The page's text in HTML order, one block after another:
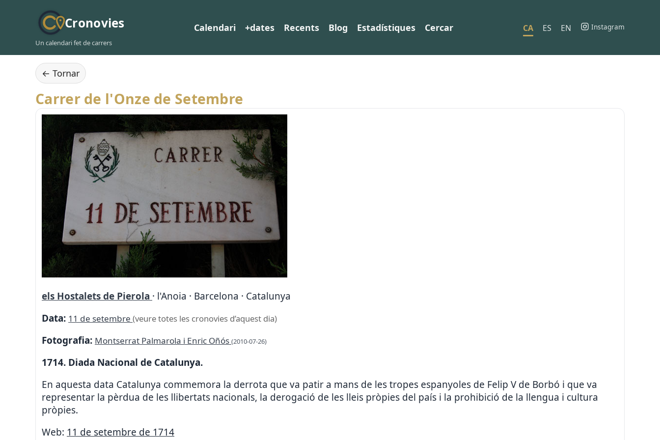
Cronovies
Un calendari fet de carrers
Calendari +dates Recents Blog Estadístiques Cercar CA ES EN Instagram
← Tornar
Carrer de l'Onze de Setembre
els Hostalets de Pierola · l'Anoia · Barcelona · Catalunya
Data: 11 de setembre (veure totes les cronovies d’aquest dia)
Fotografia: Montserrat Palmarola i Enric Oñós (2010-07-26)
1714. Diada Nacional de Catalunya.
En aquesta data Catalunya commemora la derrota que va patir a mans de les tropes espanyoles de Felip V de Borbó i que va
representar la pèrdua de les llibertats nacionals, la derogació de les lleis pròpies del país i la prohibició de la llengua i cultura
pròpies.
Web: 11 de setembre de 1714